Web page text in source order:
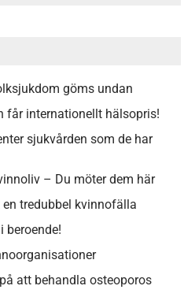
göms undan
får internationellt hälsopris!
sjukvården som de har
– Du möter dem här
tredubbel kvinnofälla
beroende!
att behandla osteoporos